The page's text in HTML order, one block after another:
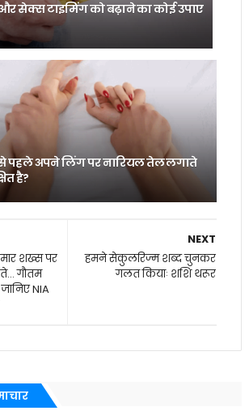
सेक्स टाइमिंग को बढ़ाने का कोई उपाए
पहले अपने लिंग पर नारियल तेल लगाते
है?
NEXT
हमने सेकुलरिज्म शब्द चुनकर
गलत कियाः शशि थरूर
शख्स पर
गौतम
NIA